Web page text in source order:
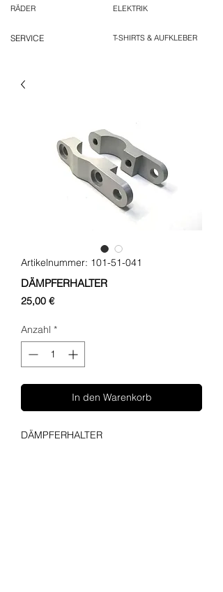
RÄDER
SERVICE
ELEKTRIK
T-SHIRTS & AUFKLEBER
Artikelnummer: 101-51-041
DÄMPFERHALTER
25,00 €Preis
Anzahl *
In den Warenkorb
DÄMPFERHALTER